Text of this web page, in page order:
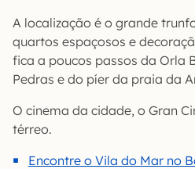
A localização é o grande
quartos espaçosos e
fica a poucos passos da Orla
Pedras e do píer da praia da
O cinema da cidade, o Gran
térreo.
Encontre o Vila do Mar no